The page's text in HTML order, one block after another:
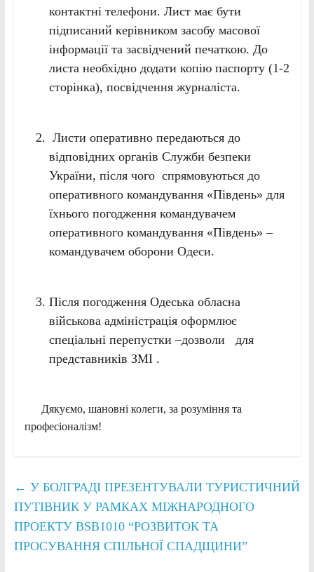
контактні телефони. Лист має бути
підписаний керівником засобу масової
інформації та засвідчений печаткою. До
листа необхідно додати копію паспорту (1-2
сторінка), посвідчення журналіста.
Листи оперативно передаються до
відповідних органів Служби безпеки
України, після чого спрямовуються до
оперативного командування «Південь» для
їхнього погодження командувачем
оперативного командування «Південь» –
командувачем оборони Одеси.
Після погодження Одеська обласна
військова адміністрація оформлює
спеціальні перепустки –дозволи для
представників ЗМІ .
Дякуємо, шановні колеги, за розуміння та
професіоналізм!
← У БОЛГРАДІ ПРЕЗЕНТУВАЛИ ТУРИСТИЧНИЙ
ПУТІВНИК У РАМКАХ МІЖНАРОДНОГО
ПРОЕКТУ BSB1010 “РОЗВИТОК ТА
ПРОСУВАННЯ СПІЛЬНОЇ СПАДЩИНИ”